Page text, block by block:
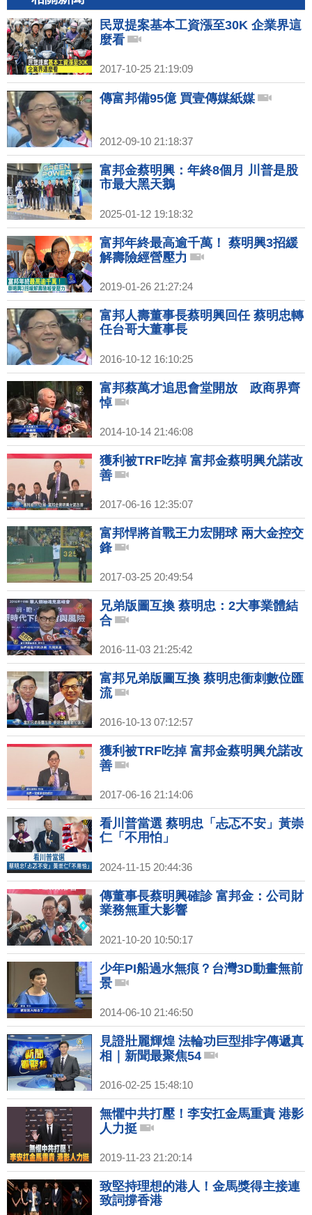
民眾提案基本工資漲至30K 企業界這
麼看
2017-10-25 21:19:09
傳富邦備95億 買壹傳媒紙媒
2012-09-10 21:18:37
富邦金蔡明興：年終8個月 川普是股
市最大黑天鵝
2025-01-12 19:18:32
富邦年終最高逾千萬！ 蔡明興3招緩
解壽險經營壓力
2019-01-26 21:27:24
富邦人壽董事長蔡明興回任 蔡明忠轉
任台哥大董事長
2016-10-12 16:10:25
富邦蔡萬才追思會堂開放 政商界齊
悼
2014-10-14 21:46:08
獲利被TRF吃掉 富邦金蔡明興允諾改
善
2017-06-16 12:35:07
富邦悍將首戰王力宏開球 兩大金控交
鋒
2017-03-25 20:49:54
兄弟版圖互換 蔡明忠：2大事業體結
合
2016-11-03 21:25:42
富邦兄弟版圖互換 蔡明忠衝刺數位匯
流
2016-10-13 07:12:57
獲利被TRF吃掉 富邦金蔡明興允諾改
善
2017-06-16 21:14:06
看川普當選 蔡明忠「忐忑不安」黃崇
仁「不用怕」
2024-11-15 20:44:36
傳董事長蔡明興確診 富邦金：公司財
業務無重大影響
2021-10-20 10:50:17
少年PI船過水無痕？台灣3D動畫無前
景
2014-06-10 21:46:50
見證壯麗輝煌 法輪功巨型排字傳遞真
相｜新聞最聚焦54
2016-02-25 15:48:10
無懼中共打壓！李安扛金馬重責 港影
人力挺
2019-11-23 21:20:14
致堅持理想的港人！金馬獎得主接連
致詞撐香港